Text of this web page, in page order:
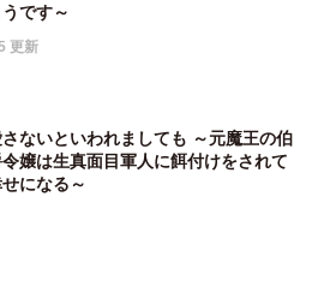
うです～
更新
ないといわれましても ～元魔王の伯
嬢は生真面目軍人に餌付けをされて
になる～